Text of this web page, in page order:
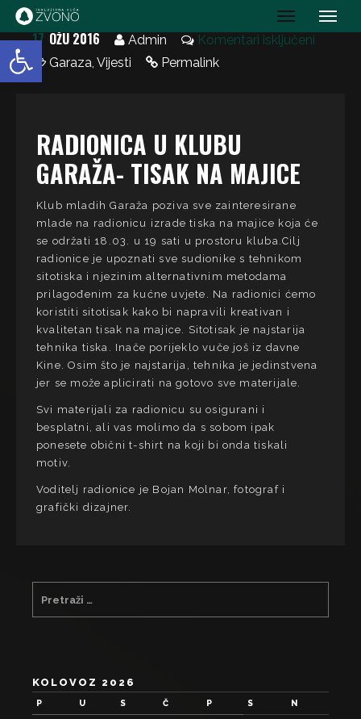
Open toolbar IK Zvono
17 OŽU 2016 Admin
Komentari isključeni
Garaza, Vijesti Permalink
RADIONICA U KLUBU
GARAŽA- TISAK NA MAJICE
Klub mladih Garaža poziva sve zainteresirane
mlade na radionicu izrade tiska na majice koja će
se održati 18.03. u 19 sati u prostoru kluba.Cilj
radionice je upoznati sve sudionike s tehnikom
sitotiska i njezinim alternativnim metodama
prilagođenim za kućne uvjete. Na radionici ćemo
koristiti sitotisak kako bi napravili kreativan i
kvalitetan tisak na majice. Sitotisak je najstarija
tehnika tiska. Inače porijeklo vuče još iz davne
Kine. Osim što je najstarija, tehnika je jedinstvena
jer se može aplicirati na gotovo sve materijale.
Svi materijali za radionicu su osigurani i
besplatni, ali vas molimo da s sobom ipak
ponesete obični t-shirt na koji bi onda tiskali
motiv.
Voditelj radionice je Bojan Molnar, fotograf i
grafički dizajner.
KOLOVOZ 2026
P U S Č P S N